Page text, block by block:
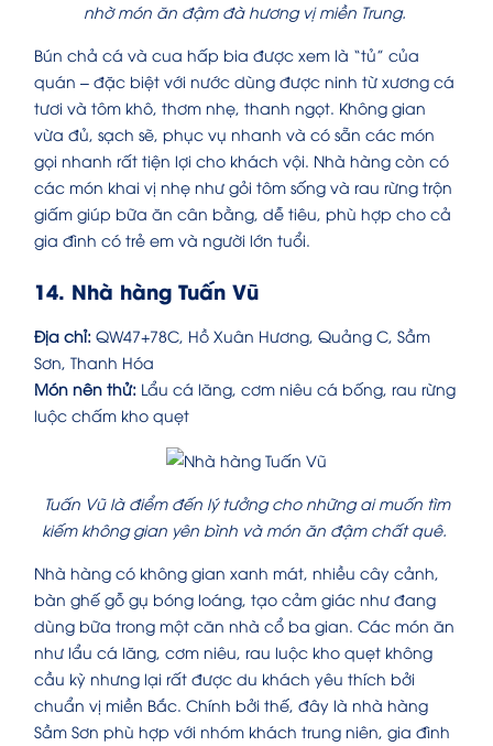
nhờ món ăn đậm đà hương vị miền Trung.
Bún chả cá và cua hấp bia được xem là “tủ” của
quán – đặc biệt với nước dùng được ninh từ xương cá
tươi và tôm khô, thơm nhẹ, thanh ngọt. Không gian
vừa đủ, sạch sẽ, phục vụ nhanh và có sẵn các món
gọi nhanh rất tiện lợi cho khách vội. Nhà hàng còn có
các món khai vị nhẹ như gỏi tôm sống và rau rừng trộn
giấm giúp bữa ăn cân bằng, dễ tiêu, phù hợp cho cả
gia đình có trẻ em và người lớn tuổi.
14. Nhà hàng Tuấn Vũ
Địa chỉ: QW47+78C, Hồ Xuân Hương, Quảng C, Sầm
Sơn, Thanh Hóa
Món nên thử: Lẩu cá lăng, cơm niêu cá bống, rau rừng
luộc chấm kho quẹt
Tuấn Vũ là điểm đến lý tưởng cho những ai muốn tìm
kiếm không gian yên bình và món ăn đậm chất quê.
Nhà hàng có không gian xanh mát, nhiều cây cảnh,
bàn ghế gỗ gụ bóng loáng, tạo cảm giác như đang
dùng bữa trong một căn nhà cổ ba gian. Các món ăn
như lẩu cá lăng, cơm niêu, rau luộc kho quẹt không
cầu kỳ nhưng lại rất được du khách yêu thích bởi
chuẩn vị miền Bắc. Chính bởi thế, đây là nhà hàng
Sầm Sơn phù hợp với nhóm khách trung niên, gia đình